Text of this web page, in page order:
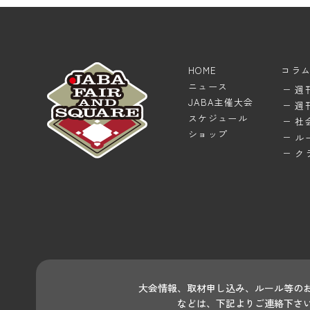
HOME
ニュース
JABA主催大会
スケジュール
ショップ
コラ
週
週
社
ル
ク
大会情報、取材申し込み、ルール等の
などは、下記よりご連絡下さい